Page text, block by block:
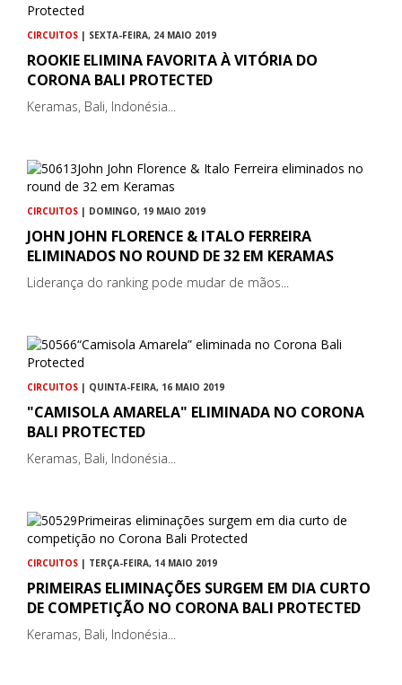
CIRCUITOS | SEXTA-FEIRA, 24 MAIO 2019
ROOKIE ELIMINA FAVORITA À VITÓRIA DO
CORONA BALI PROTECTED
Keramas, Bali, Indonésia...
CIRCUITOS | DOMINGO, 19 MAIO 2019
JOHN JOHN FLORENCE & ITALO FERREIRA
ELIMINADOS NO ROUND DE 32 EM KERAMAS
Liderança do ranking pode mudar de mãos...
CIRCUITOS | QUINTA-FEIRA, 16 MAIO 2019
"CAMISOLA AMARELA" ELIMINADA NO CORONA
BALI PROTECTED
Keramas, Bali, Indonésia...
CIRCUITOS | TERÇA-FEIRA, 14 MAIO 2019
PRIMEIRAS ELIMINAÇÕES SURGEM EM DIA CURTO
DE COMPETIÇÃO NO CORONA BALI PROTECTED
Keramas, Bali, Indonésia...